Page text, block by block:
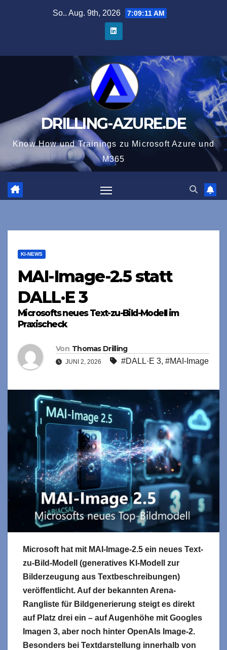
So.. Aug. 9th, 2026 7:09:13 AM
DRILLING-AZURE.DE
Know How und Trainings zu Microsoft Azure und
M365
KI-NEWS
MAI-Image-2.5 statt
DALL·E 3
Microsofts neues Text-zu-Bild-Modell im
Praxischeck
Von Thomas Drilling
JUNI 2, 2026 #DALL·E 3, #MAI-Image
Microsoft hat mit MAI-Image-2.5 ein neues Text-
zu-Bild-Modell (generatives KI-Modell zur
Bilderzeugung aus Textbeschreibungen)
veröffentlicht. Auf der bekannten Arena-
Rangliste für Bildgenerierung steigt es direkt
auf Platz drei ein – auf Augenhöhe mit Googles
Imagen 3, aber noch hinter OpenAIs Image-2.
Besonders bei Textdarstellung innerhalb von